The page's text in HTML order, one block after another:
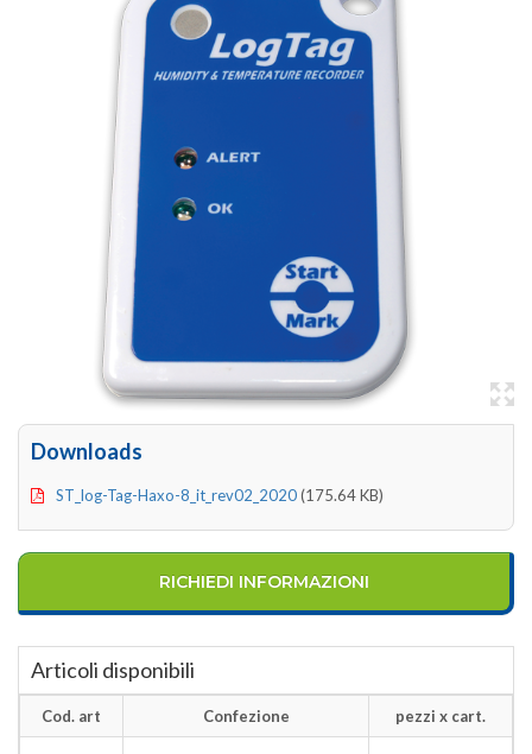
Downloads
ST_log-Tag-Haxo-8_it_rev02_2020(175.64 KB)
RICHIEDI INFORMAZIONI
Articoli disponibili
Cod. art Confezione pezzi x cart.